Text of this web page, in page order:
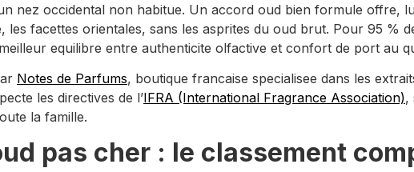
nez occidental non habitue. Un accord oud bien formule offre,
facettes orientales, sans les asprites du oud brut. Pour 95 %
equilibre entre authenticite olfactive et confort de port au
Notes de Parfums, boutique francaise specialisee dans les
les directives de l’IFRA (International Fragrance Association),
la famille.
pas cher : le classement